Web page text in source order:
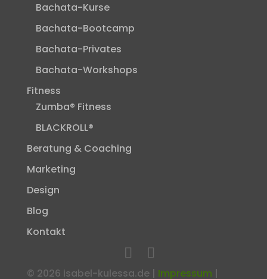
Bachata-Kurse
Bachata-Bootcamp
Bachata-Privates
Bachata-Workshops
Fitness
Zumba® Fitness
BLACKROLL®
Beratung & Coaching
Marketing
Design
Blog
Kontakt
© 2026 isabel-kulessa.de | Impressum |